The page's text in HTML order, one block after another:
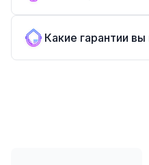
Какие гарантии